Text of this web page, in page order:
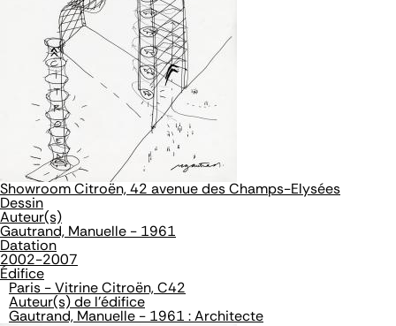
Showroom Citroën, 42 avenue des Champs-Elysées
Dessin
Auteur(s)
Gautrand, Manuelle - 1961
Datation
2002-2007
Édifice
Paris - Vitrine Citroën, C42
Auteur(s) de l'édifice
Gautrand, Manuelle - 1961 : Architecte